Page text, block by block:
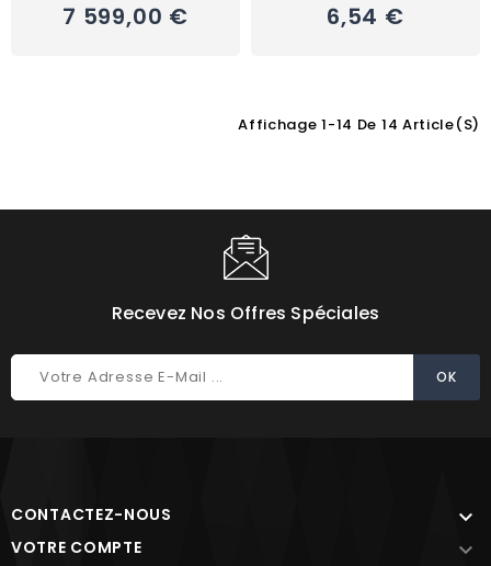
7 599,00 € 6,54 €
Affichage 1-14 De 14 Article(s)
Recevez Nos Offres Spéciales
CONTACTEZ-NOUS 
VOTRE COMPTE 